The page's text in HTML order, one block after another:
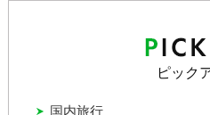
ピック
国内旅行